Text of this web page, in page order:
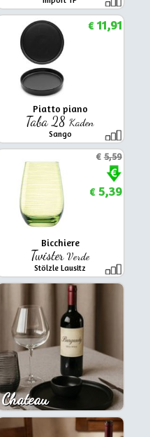
Piatto piano
Taba 28 Kaden
Sango
€11,91
Bicchiere
TwisterVerde
Stölzle Lausitz
€5,59
€5,39
Chateau